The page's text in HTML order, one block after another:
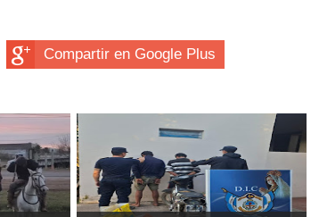
Compartir en Google Plus